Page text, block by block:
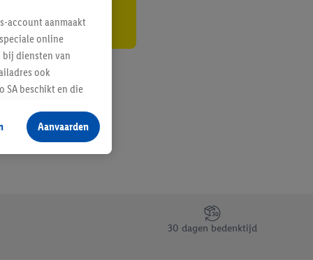
30 dagen bedenktijd
account aanmaakt
online
diensten van
ook
SA beschikt en die
producten waarin
voegen, maar het
als er met behulp
Door op
informatie,
Aanvaarden